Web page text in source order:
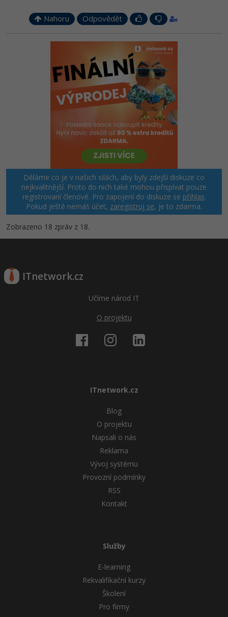
Nahoru Odpovědět
Děláme co je v našich silách, aby byly zdejší diskuze co
nejkvalitnější. Proto do nich také mohou přispívat pouze
registrovaní členové. Pro zapojení do diskuze se přihlas.
Pokud ještě nemáš účet, zaregistruj se, je to zdarma.
Zobrazeno 18 zpráv z 18.
ITnetwork.cz
Učíme národ IT
O projektu
ITnetwork.cz
Blog
O projektu
Napsali o nás
Reklama
Vývoj systému
Provozní podmínky
RSS
Kontakt
Služby
E-learning
Rekvalifikační kurzy
Školení
Pro firmy